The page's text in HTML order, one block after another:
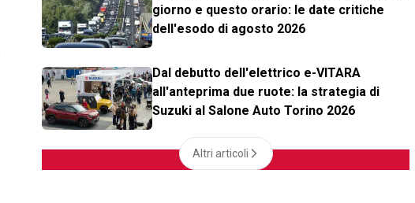
giorno e questo orario: le date critiche
dell'esodo di agosto 2026
Dal debutto dell'elettrico e-VITARA
all'anteprima due ruote: la strategia di
Suzuki al Salone Auto Torino 2026
Altri articoli